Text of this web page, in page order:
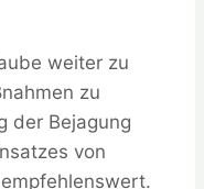
weiter zu
zu
der Bejagung
von